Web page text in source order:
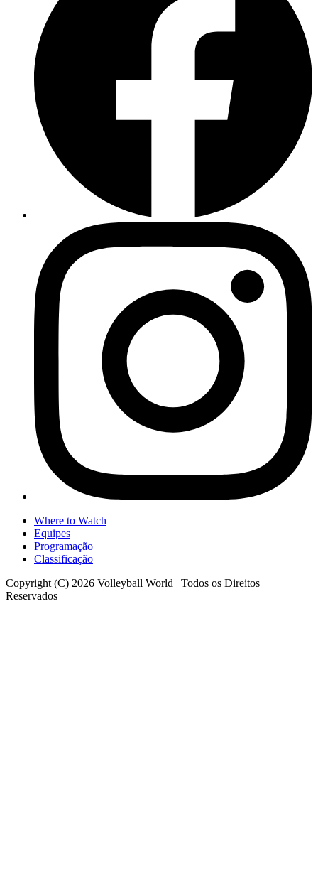
Where to Watch
Equipes
Programação
Classificação
Copyright (C) 2026 Volleyball World | Todos os Direitos
Reservados